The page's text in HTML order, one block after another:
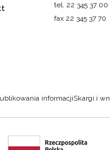
tel. 22 345 37 00
fax 22 345 37 70
informacjiSkargi i